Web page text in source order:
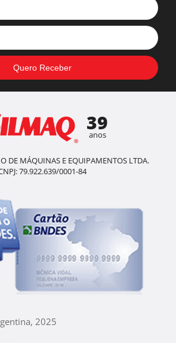
39
anos
DE MÁQUINAS E EQUIPAMENTOS LTDA.
79.922.639/0001-84
2025